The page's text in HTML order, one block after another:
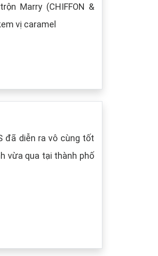
Marry (CHIFFON &
vị caramel
đã diễn ra vô cùng tốt
vừa qua tại thành phố